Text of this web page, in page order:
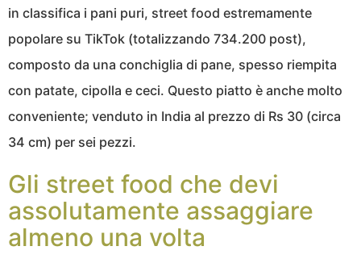
in classifica i pani puri, street food estremamente
popolare su TikTok (totalizzando 734.200 post),
composto da una conchiglia di pane, spesso riempita
con patate, cipolla e ceci. Questo piatto è anche molto
conveniente; venduto in India al prezzo di Rs 30 (circa
34 cm) per sei pezzi.
Gli street food che devi
assolutamente assaggiare
almeno una volta